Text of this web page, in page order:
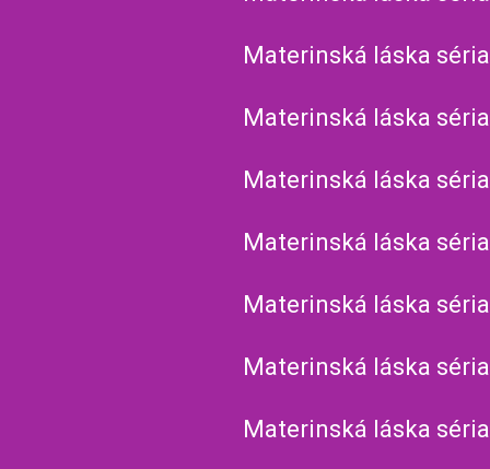
Materinská láska
Materinská láska
Materinská láska
Materinská láska
Materinská láska
Materinská láska
Materinská láska